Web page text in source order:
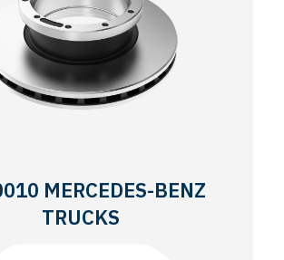
MERCEDES-BENZ
TRUCKS